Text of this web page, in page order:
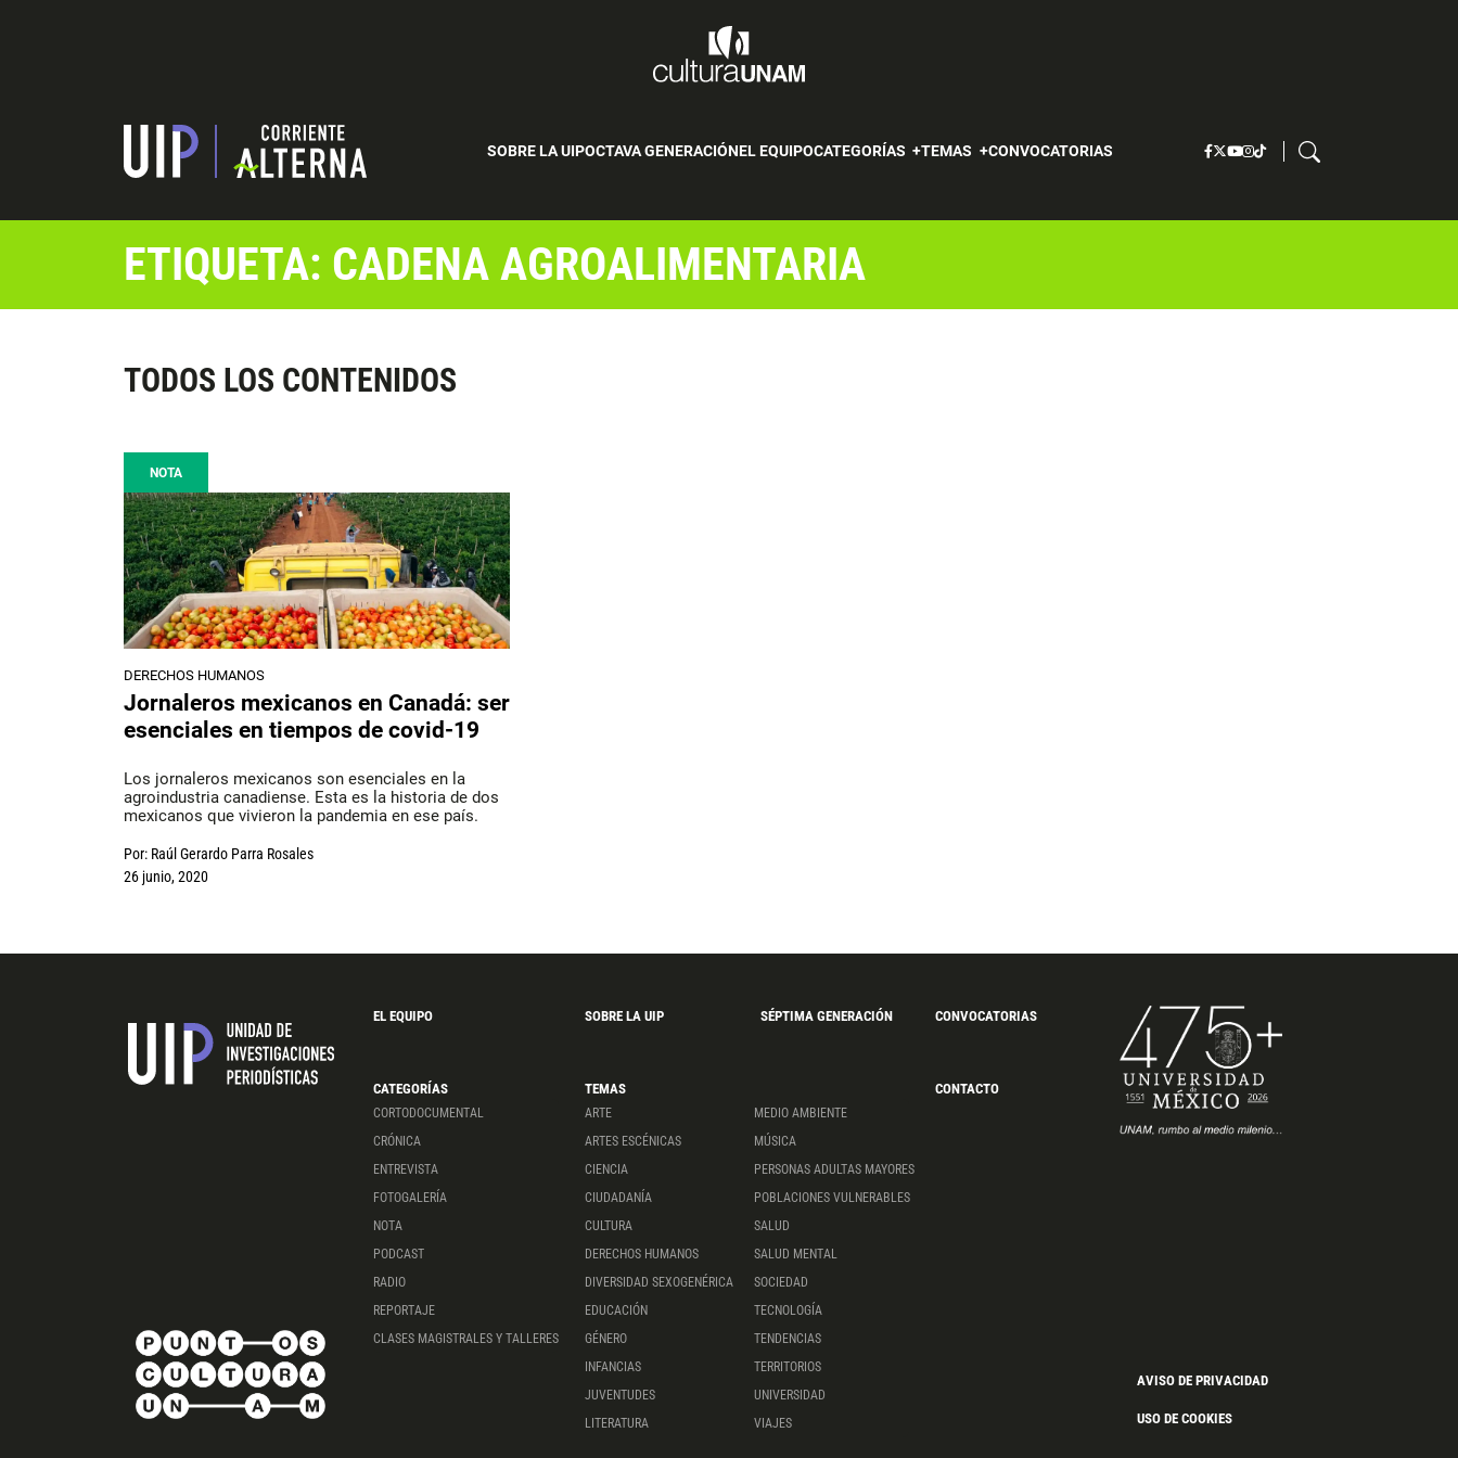
SOBRE LA UIPOCTAVA GENERACIÓNEL EQUIPOCATEGORÍAS TEMAS CONVOCATORIAS
ETIQUETA: CADENA AGROALIMENTARIA
TODOS LOS CONTENIDOS
NOTA
DERECHOS HUMANOS
Jornaleros mexicanos en Canadá: ser
esenciales en tiempos de covid-19
Los jornaleros mexicanos son esenciales en la
agroindustria canadiense. Esta es la historia de dos
mexicanos que vivieron la pandemia en ese país.
Por: Raúl Gerardo Parra Rosales
26 junio, 2020
EL EQUIPO SOBRE LA UIP SÉPTIMA GENERACIÓN CONVOCATORIAS
CATEGORÍAS
CORTODOCUMENTAL
CRÓNICA
ENTREVISTA
FOTOGALERÍA
NOTA
PODCAST
RADIO
REPORTAJE
CLASES MAGISTRALES Y TALLERES
TEMAS
ARTE
ARTES ESCÉNICAS
CIENCIA
CIUDADANÍA
CULTURA
DERECHOS HUMANOS
DIVERSIDAD SEXOGENÉRICA
EDUCACIÓN
GÉNERO
INFANCIAS
JUVENTUDES
LITERATURA
MEDIO AMBIENTE
MÚSICA
PERSONAS ADULTAS MAYORES
POBLACIONES VULNERABLES
SALUD
SALUD MENTAL
SOCIEDAD
TECNOLOGÍA
TENDENCIAS
TERRITORIOS
UNIVERSIDAD
VIAJES
CONTACTO
AVISO DE PRIVACIDAD
USO DE COOKIES